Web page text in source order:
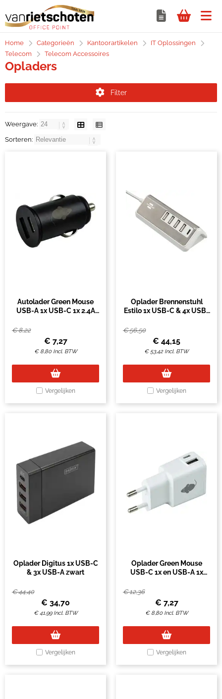
Home Categorieën Kantoorartikelen
IT Oplossingen
Telecom
Telecom Accessoires
Opladers
Filter
Weergave:
Sorteren:
Autolader Green Mouse
USB-A 1x USB-C 1x 2.4A
€8,22
€ 7,27
€ 8,80 Incl. BTW
Vergelijken
Oplader Brennenstuhl
Estilo 1x USB-C & 4x USB-
€56,50
€ 44,15
€ 53,42 Incl. BTW
Vergelijken
Oplader Digitus 1x USB-C
& 3x USB-A zwart
€44,40
€ 34,70
€41,99 Incl. BTW
Vergelijken
Oplader Green Mouse
USB-C 1x en USB-A 1x
€12,36
€ 7,27
€ 8,80 Incl. BTW
Vergelijken